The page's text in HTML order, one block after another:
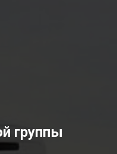
группы